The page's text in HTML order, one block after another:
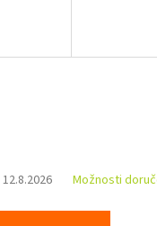
12.8.2026 Možnosti